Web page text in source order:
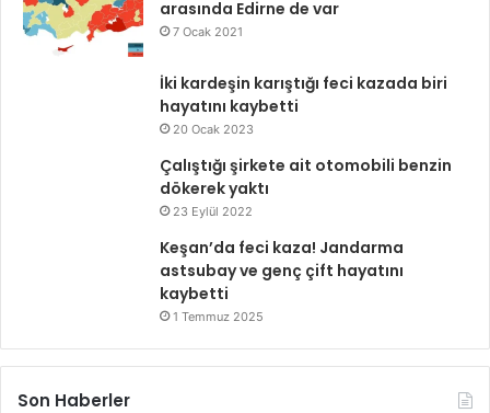
arasında Edirne de var
7 Ocak 2021
İki kardeşin karıştığı feci kazada biri
hayatını kaybetti
20 Ocak 2023
Çalıştığı şirkete ait otomobili benzin
dökerek yaktı
23 Eylül 2022
Keşan’da feci kaza! Jandarma
astsubay ve genç çift hayatını
kaybetti
1 Temmuz 2025
Son Haberler